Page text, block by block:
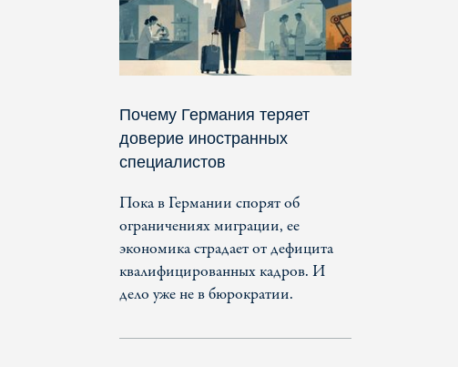
Почему Германия теряет
доверие иностранных
специалистов
Пока в Германии спорят об
ограничениях миграции, ее
экономика страдает от дефицита
квалифицированных кадров. И
дело уже не в бюрократии.